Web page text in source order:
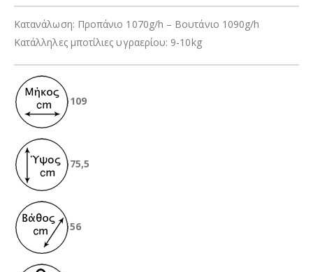
Κατανάλωση: Προπάνιο 1070g/h – Βουτάνιο 1090g/h
Κατάλληλες μποτίλιες υγραερίου: 9-10kg
109
75,5
56